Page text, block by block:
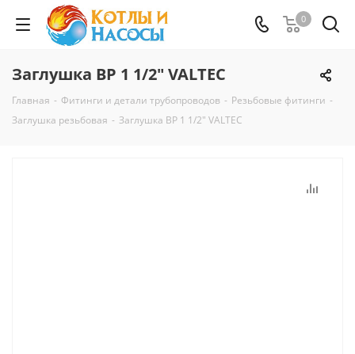
0
Заглушка ВР 1 1/2" VALTEC
Главная - Фитинги и детали трубопроводов - Резьбовые фитинги -
Заглушка резьбовая - Заглушка ВР 1 1/2" VALTEC